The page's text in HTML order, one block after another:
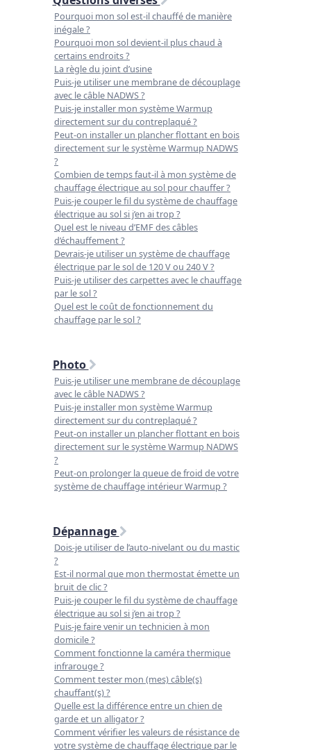
Pourquoi mon sol est-il chauffé de manière
inégale ?
Pourquoi mon sol devient-il plus chaud à
certains endroits ?
La règle du joint d’usine
Puis-je utiliser une membrane de découplage
avec le câble NADWS ?
Puis-je installer mon système Warmup
directement sur du contreplaqué ?
Peut-on installer un plancher flottant en bois
directement sur le système Warmup NADWS
?
Combien de temps faut-il à mon système de
chauffage électrique au sol pour chauffer ?
Puis-je couper le fil du système de chauffage
électrique au sol si j’en ai trop ?
Quel est le niveau d’EMF des câbles
d’échauffement ?
Devrais-je utiliser un système de chauffage
électrique par le sol de 120 V ou 240 V ?
Puis-je utiliser des carpettes avec le chauffage
par le sol ?
Quel est le coût de fonctionnement du
chauffage par le sol ?
Photo
Puis-je utiliser une membrane de découplage
avec le câble NADWS ?
Puis-je installer mon système Warmup
directement sur du contreplaqué ?
Peut-on installer un plancher flottant en bois
directement sur le système Warmup NADWS
?
Peut-on prolonger la queue de froid de votre
système de chauffage intérieur Warmup ?
Dépannage
Dois-je utiliser de l’auto-nivelant ou du mastic
?
Est-il normal que mon thermostat émette un
bruit de clic ?
Puis-je couper le fil du système de chauffage
électrique au sol si j’en ai trop ?
Puis-je faire venir un technicien à mon
domicile ?
Comment fonctionne la caméra thermique
infrarouge ?
Comment tester mon (mes) câble(s)
chauffant(s) ?
Quelle est la différence entre un chien de
garde et un alligator ?
Comment vérifier les valeurs de résistance de
votre système de chauffage électrique par le